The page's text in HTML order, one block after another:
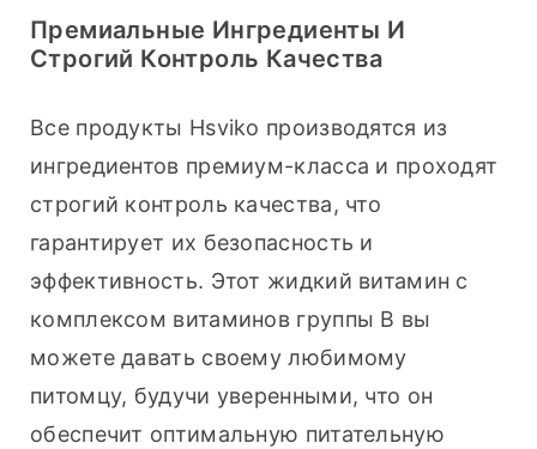
Премиальные Ингредиенты И
Строгий Контроль Качества
Все продукты Hsviko производятся из
ингредиентов премиум-класса и проходят
строгий контроль качества, что
гарантирует их безопасность и
эффективность. Этот жидкий витамин с
комплексом витаминов группы В вы
можете давать своему любимому
питомцу, будучи уверенными, что он
обеспечит оптимальную питательную